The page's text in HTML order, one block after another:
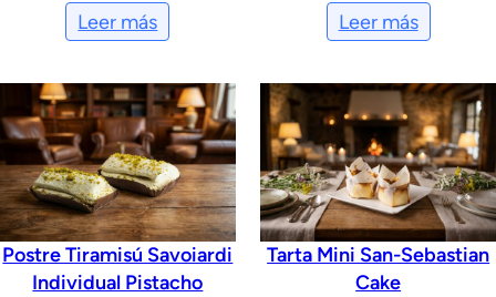
Leer más Leer más
Postre Tiramisú Savoiardi
Individual Pistacho
Tarta Mini San-Sebastian
Cake